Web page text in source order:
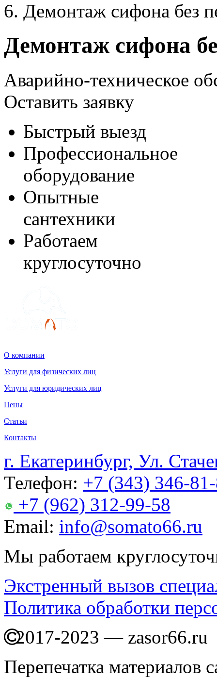
Демонтаж сифона без
Демонтаж сифона
Аварийно-техническое
Оставить заявку
Быстрый выезд
Профессиональное
оборудование
Опытные
сантехники
Работаем
круглосуточно
О компании
Услуги для физических лиц
Услуги для юридических лиц
Цены
Статьи
Контакты
г. Екатеринбург, Ул.
Телефон: +7 (343) 346-
+7 (962) 312-99-58
Email: info@somato66.ru
Мы работаем
Экстренный вызов
Политика обработки
2017-2023 — zasor66.ru
Перепечатка материалов